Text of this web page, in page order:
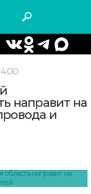
направит на
и